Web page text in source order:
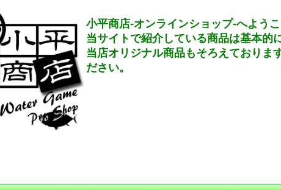
小平商店-オンラインショップ-へよう
当サイトで紹介している商品は基本的
当店オリジナル商品もそろえておりま
ださい。